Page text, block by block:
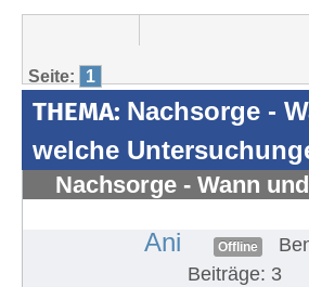
Seite: 1
THEMA: Nachsorge -
welche
Nachsorge - Wann
Ani Offline
Beiträge: 3